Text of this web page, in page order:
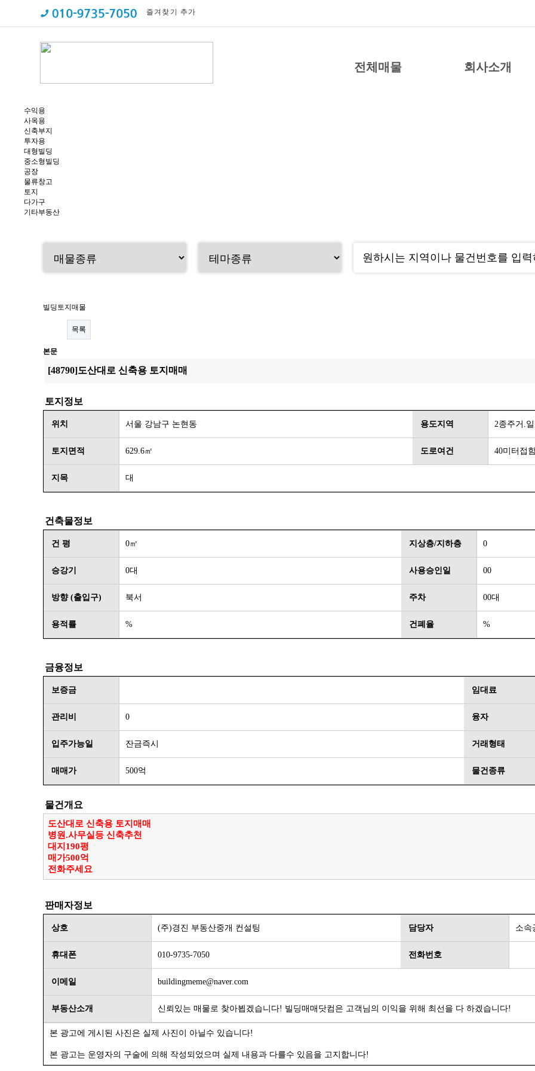
즐겨찾기 추가
전체매물 회사소개
수익용
사옥용
신축부지
투자용
대형빌딩
중소형빌딩
공장
물류창고
토지
다가구
기타부동산
빌딩토지매물
목록
본문
[48790]도산대로 신축용 토지매매
토지정보
위치 서울 강남구 논현동 용도지역 2종주거.
토지면적 629.6㎡ 도로여건 40미터접
지목 대
건축물정보
건 평 0㎡ 지상층/지하층 0
승강기 0대 사용승인일 00
방향 (출입구) 북서 주차 00대
용적률 % 건폐율 %
금융정보
보증금 임대료
관리비 0 융자
입주가능일 잔금즉시 거래형태
매매가 500억 물건종류
물건개요
도산대로 신축용 토지매매
병원.사무실등 신축추천
대지190평
매가500억
전화주세요
판매자정보
상호 (주)경진 부동산중개 컨설팅 담당자 소속
휴대폰 010-9735-7050 전화번호
이메일 buildingmeme@naver.com
부동산소개 신뢰있는 매물로 찾아뵙겠습니다! 빌딩매매닷컴은 고객님의 이익을 위해 최선을 다 하겠습니다!
본 광고에 게시된 사진은 실제 사진이 아닐수 있습니다!
본 광고는 운영자의 구술에 의해 작성되었으며 실제 내용과 다를수 있음을 고지합니다!